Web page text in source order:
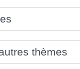
thèmes